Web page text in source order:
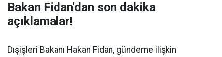
Bakan Fidan'dan son dakika
açıklamalar!
Dışişleri Bakanı Hakan Fidan, gündeme ilişkin